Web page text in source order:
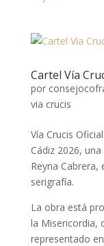
Cartel Vía
por
via crucis
Vía Crucis
Cádiz 2026,
Reyna
serigrafía.
La obra está
la Misericordia,
representado